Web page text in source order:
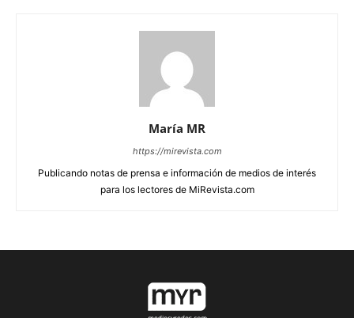
María MR
https://mirevista.com
Publicando notas de prensa e información de medios de interés
para los lectores de MiRevista.com